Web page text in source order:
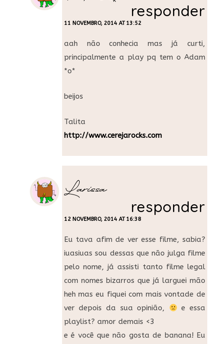
11 NOVEMBRO, 2014 AT 13:52
responder
aah não conhecia mas já curti,
principalmente a play pq tem o Adam
*o*
beijos
Talita
http://www.cerejarocks.com
Larissa
12 NOVEMBRO, 2014 AT 16:38
responder
Eu tava afim de ver esse filme, sabia?
iuasiuas sou dessas que não julga filme
pelo nome, já assisti tanto filme legal
com nomes bizarros que já larguei mão
heh mas eu fiquei com mais vontade de
ver depois da sua opinião,
e essa
playlist? amor demais <3
e é você que não gosta de banana! Eu